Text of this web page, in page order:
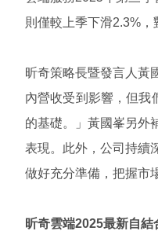
則僅較上季下滑2.3%
昕奇策略長暨發言人黃
內營收受到影響，但我
的基礎。」黃國峯另外
表現。此外，公司持續
做好充分準備，把握市
昕奇雲端2025最新自結